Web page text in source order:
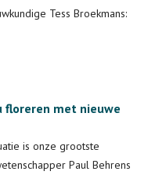
Tess Broekmans:
floreren met nieuwe
is onze grootste
Paul Behrens